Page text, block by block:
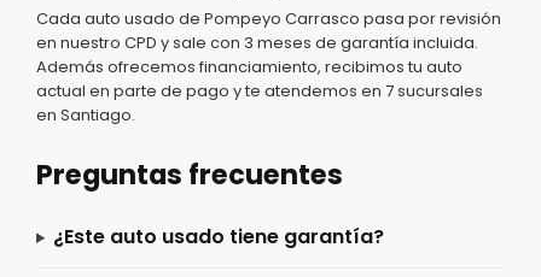
Cada auto usado de Pompeyo Carrasco pasa por revisión
en nuestro CPD y sale con 3 meses de garantía incluida.
Además ofrecemos financiamiento, recibimos tu auto
actual en parte de pago y te atendemos en 7 sucursales
en Santiago.
Preguntas frecuentes
¿Este auto usado tiene garantía?